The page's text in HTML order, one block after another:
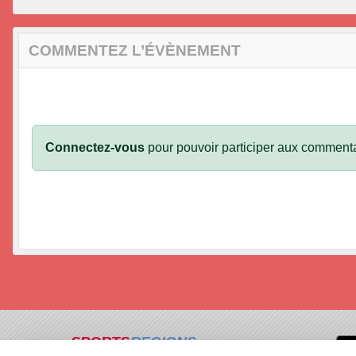
COMMENTEZ L’ÉVÈNEMENT
Connectez-vous pour pouvoir participer aux
SPORTSREGIONS